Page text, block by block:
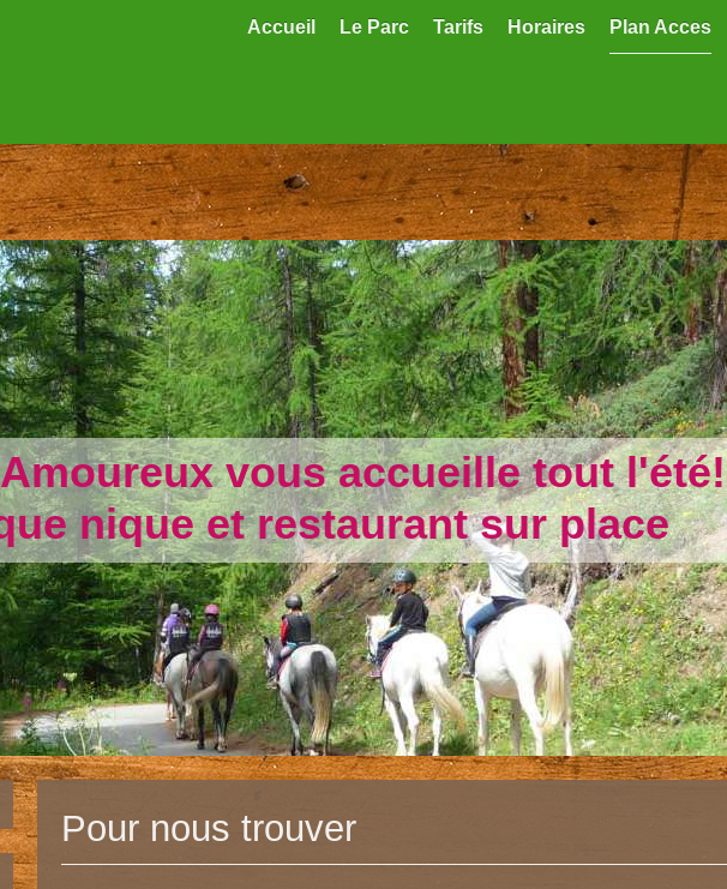
Accueil Le Parc Tarifs Horaires Plan Acces
vous accueille tout l'été!
nique et restaurant sur place
Pour nous trouver